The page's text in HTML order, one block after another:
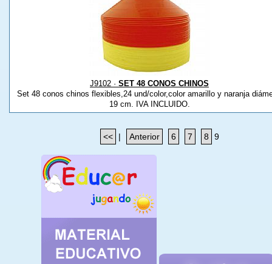
J9102 · SET 48 CONOS CHINOS
Set 48 conos chinos flexibles,24 und/color,color amarillo y naranja
19 cm. IVA INCLUIDO.
<< | Anterior 6 7 8 9